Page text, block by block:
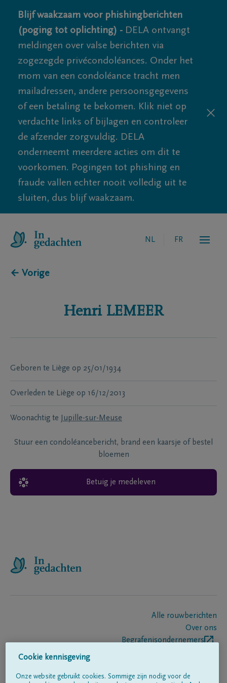
Blijf waakzaam voor phishingberichten
(poging tot oplichting) - DELA ontvangt
meldingen over valse berichten via
zogezegde privécondoléances. Onder het
mom van een condoléance tracht men
mailadressen, andere persoonsgegevens
of een betaling te bekomen. Klik niet op
verdachte links of bijlagen en controleer
de afzender zorgvuldig. DELA
onderneemt meerdere acties om dit te
voorkomen. Pogingen tot phishing en
fraude vallen echter nooit volledig uit te
sluiten, dus blijf waakzaam.
NL FR
← Vorige
Henri LEMEER
Geboren te Liège op 25/01/1934
Overleden te Liège op 16/12/2013
Woonachtig te Jupille-sur-Meuse
Stuur een condoléancebericht, brand een kaarsje of bestel
bloemen
Betuig je medeleven
Alle rouwberichten
Over ons
Begrafenisondernemers
Cookie kennisgeving
Onze website gebruikt cookies. Sommige zijn nodig voor de